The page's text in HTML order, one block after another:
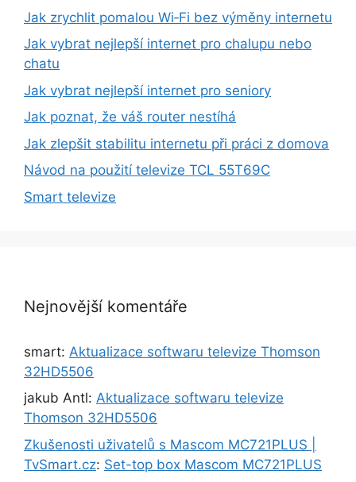
Jak zrychlit pomalou Wi‑Fi bez výměny internetu
Jak vybrat nejlepší internet pro chalupu nebo
chatu
Jak vybrat nejlepší internet pro seniory
Jak poznat, že váš router nestíhá
Jak zlepšit stabilitu internetu při práci z domova
Návod na použití televize TCL 55T69C
Smart televize
Nejnovější komentáře
smart: Aktualizace softwaru televize Thomson
32HD5506
jakub Antl: Aktualizace softwaru televize
Thomson 32HD5506
Zkušenosti uživatelů s Mascom MC721PLUS |
TvSmart.cz: Set-top box Mascom MC721PLUS